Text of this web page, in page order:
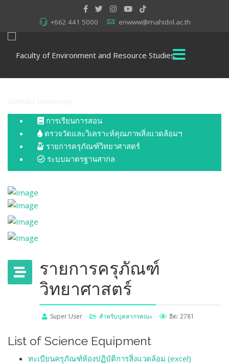
+662 441 5000 enwww@mahidol.ac.th
การเรียนการสอน
ตรวจวัดและวิเคราะห์คุณภาพสิ่งแวดล้อมฯ
รายการครุภัณฑ์วิทยาศาสตร์
ระบบมาตรฐานสากล
รายการครุภัณฑ์
วิทยาศาสตร์
Super User สำหรับบุคลากรคณะ ฮิต: 2781
List of Science Equipment
ทะเบียนครุภัณฑ์ห้องปฏิบัติการสิ่งแวดล้อม (excel)